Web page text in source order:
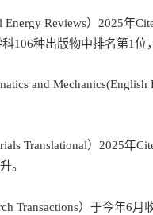
Energy Reviews）2025年
106种出版物中排名第1位
and Mechanics(English
Translational）2025年
。
Transactions）于今年6月